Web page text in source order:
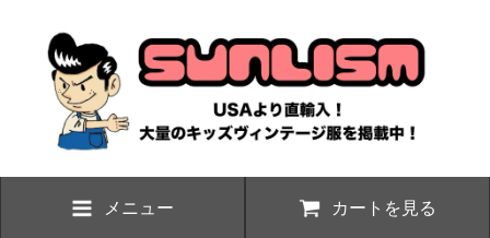
メニュー カートを見る